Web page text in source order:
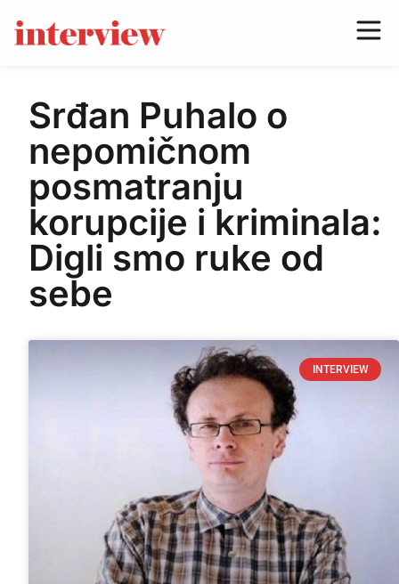
Srđan Puhalo o
nepomičnom
posmatranju
korupcije i kriminala:
Digli smo ruke od
sebe
INTERVIEW